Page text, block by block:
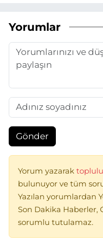
Yorumlar
Gönder
Yorum yazarak
bulunuyor ve tüm
Yazılan yorumlardan
Son Dakika Haberler,
sorumlu tutulamaz.